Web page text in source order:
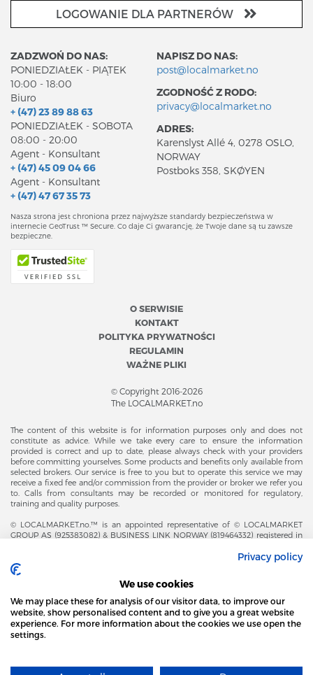
LOGOWANIE DLA PARTNERÓW
ZADZWOŃ DO NAS:
PONIEDZIAŁEK - PIĄTEK
10:00 - 18:00
Biuro
+ (47) 23 89 88 63
PONIEDZIAŁEK - SOBOTA
08:00 - 20:00
Agent - Konsultant
+ (47) 45 09 04 66
Agent - Konsultant
+ (47) 47 67 35 73
NAPISZ DO NAS:
post@localmarket.no
ZGODNOŚĆ Z RODO:
privacy@localmarket.no
ADRES:
Karenslyst Allé 4, 0278 OSLO,
NORWAY
Postboks 358, SKØYEN
Nasza strona jest chroniona przez najwyższe standardy bezpieczeństwa w
internecie GeoTrust ™ Secure. Co daje Ci gwarancję, że Twoje dane są tu zawsze
bezpieczne.
O SERWISIE
KONTAKT
POLITYKA PRYWATNOŚCI
REGULAMIN
WAŻNE PLIKI
© Copyright 2016-2026
The LOCALMARKET.no
The content of this website is for information purposes only and does not
constitute as advice. While we take every care to ensure the information
provided is correct and up to date, please always check with your providers
before committing yourselves. Some products and benefits only available from
selected brokers. Our service is free to you but to operate this service we may
receive a fixed fee and/or commission from the provider or broker we refer you
to. Calls from consultants may be recorded or monitored for regulatory,
training and quality purposes.
© LOCALMARKET.no.™ is an appointed representative of © LOCALMARKET
GROUP AS (925383082) & BUSINESS LINK NORWAY (819464332) registered in
Brønnøysundregistrene. Financial & Insurance Services and Markets Authority,
and subject to limited regulation by the Financial Conduct Authority. Head
Office Adresse: Karenslyst Alle 4, 0278 Oslo – Skøyen. Post Adresse: Postboks
358, 0213 Oslo, Norway. Email Contact: post@localmarket.no. Office Contact: +
47 23 89 88 63 © Copyright 2016-2026 The LOCALMARKET GROUP ™.
DODATKOWO OD ZESPOŁU LOCALMARKET |
STRONA LOCAL MARKET WYKORZYSTUJE PLIKI
Privacy policy
We use cookies
We may place these for analysis of our visitor data, to improve our
website, show personalised content and to give you a great website
experience. For more information about the cookies we use open the
settings.